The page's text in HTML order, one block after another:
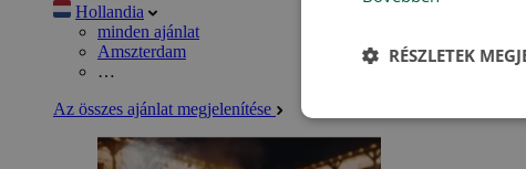
Hollandia
minden ajánlat
Amszterdam
…
Az összes ajánlat megjelenítése
RÉSZLETEK